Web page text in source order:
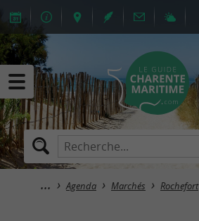
Agenda Marchés Rochefort